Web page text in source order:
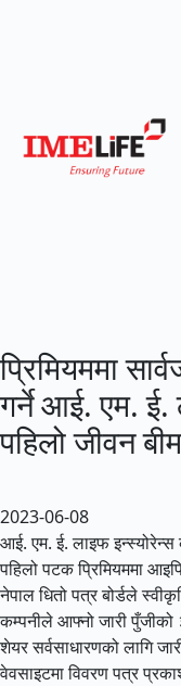
प्रिमियममा
गर्ने आई. एम. ई.
पहिलो जीवन
2023-06-08
आई. एम. ई. लाइफ इन्स्योरेन्स
पहिलो पटक प्रिमियममा
नेपाल धितो पत्र बोर्डले
कम्पनीले आफ्नो जारी
शेयर सर्वसाधारणको लागि
वेवसाइटमा विवरण पत्र